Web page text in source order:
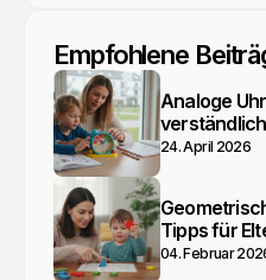
Empfohlene
Analoge
24. April 2026
Tipps für
04. Februar